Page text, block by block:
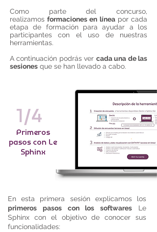
Como parte del concurso,
realizamosformaciones en líneapor cada
etapa de formación para ayudar a los
participantes con el uso de nuestras
herramientas.
A continuación podrás ver cada una de las
sesiones que se han llevado a cabo.
1/4
Primeros
pasos con Le
Sphinx
En esta primera sesión explicamos los
primeros pasos con los softwares Le
Sphinx con el objetivo de conocer sus
funcionalidades: